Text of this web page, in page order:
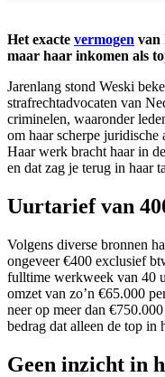
Het exacte vermogen van
maar haar inkomen als
Jarenlang stond Weski
strafrechtadvocaten van
criminelen, waaronder
om haar scherpe juridische
Haar werk bracht haar in
en dat zag je terug in haar
Uurtarief van
Volgens diverse bronnen
ongeveer €400 exclusief
fulltime werkweek van 40
omzet van zo’n €65.000
neer op meer dan
bedrag dat alleen de top in
Geen inzicht in